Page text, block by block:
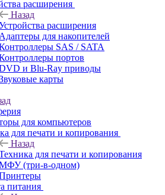
расширения
Назад
расширения
Адаптеры для накопителей
SAS / SATA
портов
и Blu-Ray приводы
карты
для компьютеров
для печати и копирования
Назад
для печати и копирования
(три-в-одном)
питания